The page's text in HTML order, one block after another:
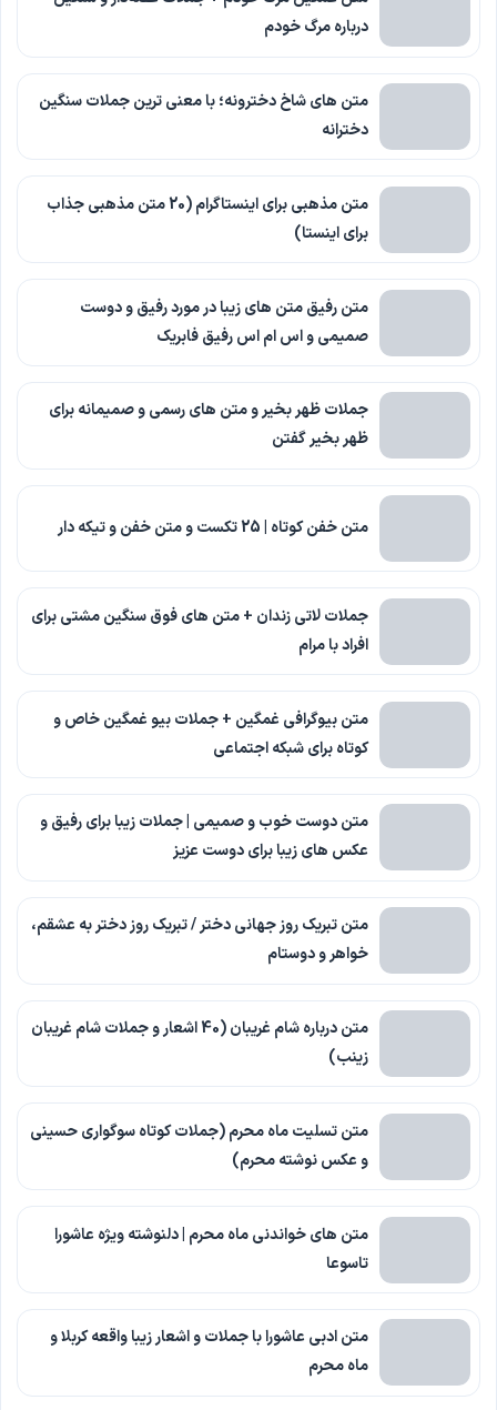
درباره مرگ خودم
متن های شاخ دخترونه؛ با معنی ترین جملات سنگین
دخترانه
متن مذهبی برای اینستاگرام (20 متن مذهبی جذاب
برای اینستا)
متن رفیق متن های زیبا در مورد رفیق و دوست
صمیمی و اس ام اس رفیق فابریک
جملات ظهر بخیر و متن های رسمی و صمیمانه برای
ظهر بخیر گفتن
متن خفن کوتاه | 25 تکست و متن خفن و تیکه دار
جملات لاتی زندان + متن های فوق سنگین مشتی برای
افراد با مرام
متن بیوگرافی غمگین + جملات بیو غمگین خاص و
کوتاه برای شبکه اجتماعی
متن دوست خوب و صمیمی | جملات زیبا برای رفیق و
عکس های زیبا برای دوست عزیز
متن تبریک روز جهانی دختر / تبریک روز دختر به عشقم،
خواهر و دوستام
متن درباره شام غریبان (40 اشعار و جملات شام غریبان
زینب)
متن تسلیت ماه محرم (جملات کوتاه سوگواری حسینی
و عکس نوشته محرم)
متن های خواندنی ماه محرم | دلنوشته ویژه عاشورا
تاسوعا
متن ادبی عاشورا با جملات و اشعار زیبا واقعه کربلا و
ماه محرم